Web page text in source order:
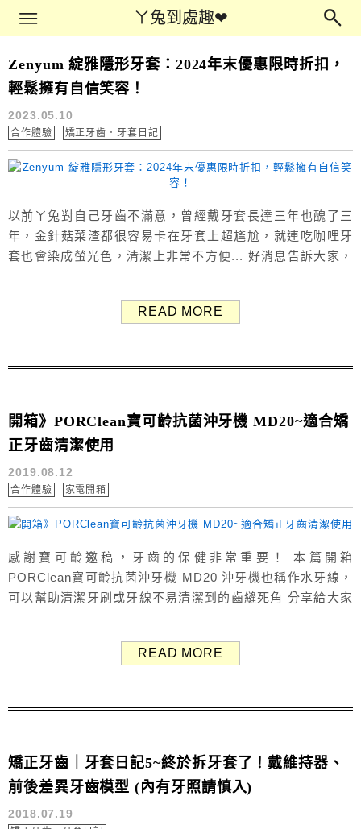
ㄚ兔到處趣❤ㄚ兔到處趣❤
Main Menu
矯正牙齒
Zenyum 綻雅隱形牙套：2024年末優惠限時折扣，
輕鬆擁有自信笑容！
2023.05.10
合作體驗 矯正牙齒．牙套日記
以前ㄚ兔對自己牙齒不滿意，曾經戴牙套長達三年也醜了三
年，金針菇菜渣都很容易卡在牙套上超尷尬，就連吃咖哩牙
套也會染成螢光色，清潔上非常不方便... 好消息告訴大家，
10-20幾萬以上，即日起至12/31享限時四大活動，Zenyum
READ MORE
開箱》PORClean寶可齡抗菌沖牙機 MD20~適合矯
正牙齒清潔使用
2019.08.12
合作體驗 家電開箱
感謝寶可齡邀稿，牙齒的保健非常重要！ 本篇開箱
PORClean寶可齡抗菌沖牙機 MD20 沖牙機也稱作水牙線，
可以幫助清潔牙刷或牙線不易清潔到的齒縫死角 分享給大家
就是裡面的抗菌濾芯 準備開箱囉～～ PORClean寶可齡
READ MORE
矯正牙齒｜牙套日記5~終於拆牙套了！戴維持器、
前後差異牙齒模型 (內有牙照請慎入)
2018.07.19